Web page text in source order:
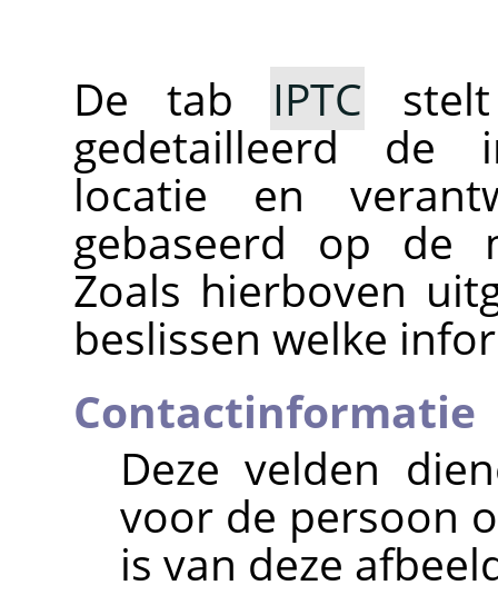
De tab IPTC
gedetailleerd de
locatie en
gebaseerd op de
Zoals hierboven
beslissen welke
Contactinformatie
Deze velden
voor de persoon
is van deze